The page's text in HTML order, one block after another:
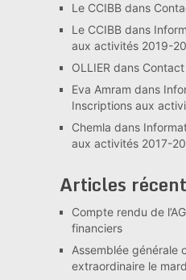
Le CCIBBdans
Le CCIBBdans
aux activités 2019-
OLLIER dans Contact
Eva Amram dans
Inscriptions aux
Chemla dans
aux activités 2017-
Articles
Compte rendu de
financiers
Assemblée générale
extraordinaire le